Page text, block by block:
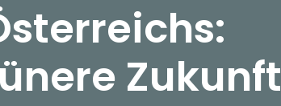
Zukunft